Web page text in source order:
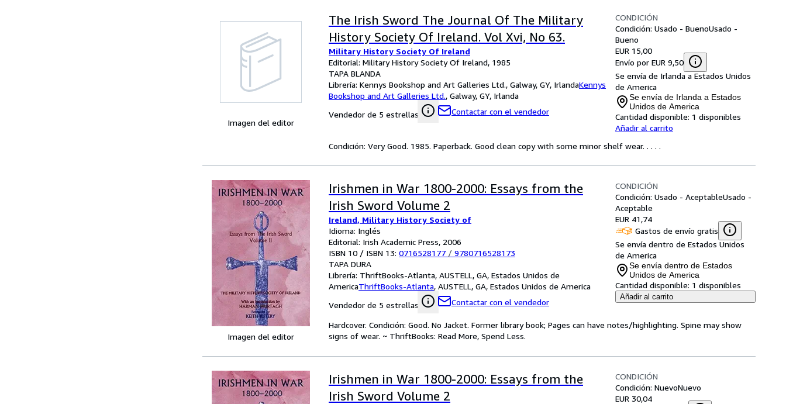
Imagen del editor
The Irish Sword The Journal Of The Military
History Society Of Ireland. Vol Xvi, No 63.
Military History Society Of Ireland
Editorial: Military History Society Of Ireland, 1985
TAPA BLANDA
Librería: Kennys Bookshop and Art Galleries Ltd., Galway, GY, IrlandaKennys
Bookshop and Art Galleries Ltd., Galway, GY, Irlanda
Vendedor de 5 estrellas
Contactar con el vendedor
CONDICIÓN
Condición: Usado - BuenoUsado -
Bueno
EUR 15,00
Envío por EUR 9,50
Se envía de Irlanda a Estados Unidos
de America
Se envía de Irlanda a Estados
Unidos de America
Cantidad disponible: 1 disponibles
Añadir al carrito
Condición: Very Good. 1985. Paperback. Good clean copy with some minor shelf wear. . . . .
Imagen del editor
Irishmen in War 1800-2000: Essays from the
Irish Sword Volume 2
Ireland, Military History Society of
Idioma: Inglés
Editorial: Irish Academic Press, 2006
ISBN 10 / ISBN 13: 0716528177 / 9780716528173
TAPA DURA
Librería: ThriftBooks-Atlanta, AUSTELL, GA, Estados Unidos de
AmericaThriftBooks-Atlanta, AUSTELL, GA, Estados Unidos de America
Vendedor de 5 estrellas
Contactar con el vendedor
CONDICIÓN
Condición: Usado - AceptableUsado -
Aceptable
EUR 41,74
Gastos de envío gratis
Se envía dentro de Estados Unidos
de America
Se envía dentro de Estados
Unidos de America
Cantidad disponible: 1 disponibles
Añadir al carrito
Hardcover. Condición: Good. No Jacket. Former library book; Pages can have notes/highlighting. Spine may show
signs of wear. ~ ThriftBooks: Read More, Spend Less.
Irishmen in War 1800-2000: Essays from the
Irish Sword Volume 2
CONDICIÓN
Condición: NuevoNuevo
EUR 30,04